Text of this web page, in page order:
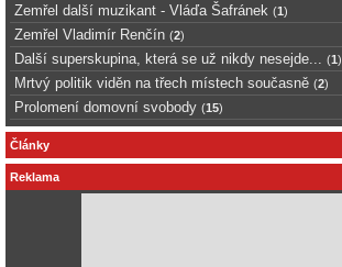
Zemřel další muzikant - Vláďa Šafránek (1)
Zemřel Vladimír Renčín (2)
Další superskupina, která se už nikdy nesejde... (1)
Mrtvý politik viděn na třech místech současně (2)
Prolomení domovní svobody (15)
Články
Reklama